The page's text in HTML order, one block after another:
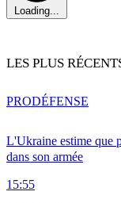
Loading...
LES PLUS
L'Ukraine estime que
dans son armée
15:55
PRODÉFENSE